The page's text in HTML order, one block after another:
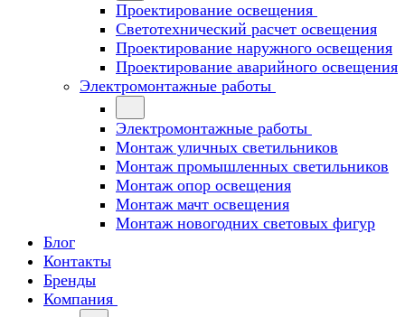
Проектирование освещения
Светотехнический расчет освещения
Проектирование наружного освещения
Проектирование аварийного освещения
Электромонтажные работы
Электромонтажные работы
Монтаж уличных светильников
Монтаж промышленных светильников
Монтаж опор освещения
Монтаж мачт освещения
Монтаж новогодних световых фигур
Блог
Контакты
Бренды
Компания